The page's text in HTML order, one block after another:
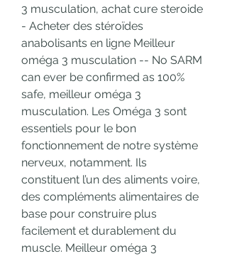
3 musculation, achat cure steroide
- Acheter des stéroïdes
anabolisants en ligne Meilleur
oméga 3 musculation -- No SARM
can ever be confirmed as 100%
safe, meilleur oméga 3
musculation. Les Oméga 3 sont
essentiels pour le bon
fonctionnement de notre système
nerveux, notamment. Ils
constituent l’un des aliments voire,
des compléments alimentaires de
base pour construire plus
facilement et durablement du
muscle. Meilleur oméga 3